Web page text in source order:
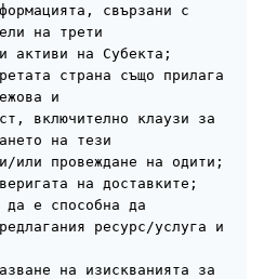
свързани с
на трети
активи на Субекта;
страна също прилага
и
включително клаузи за
на тези
или провеждане на одити;
на доставките;
да е способна да
ресурс/услуга и
на изискванията за